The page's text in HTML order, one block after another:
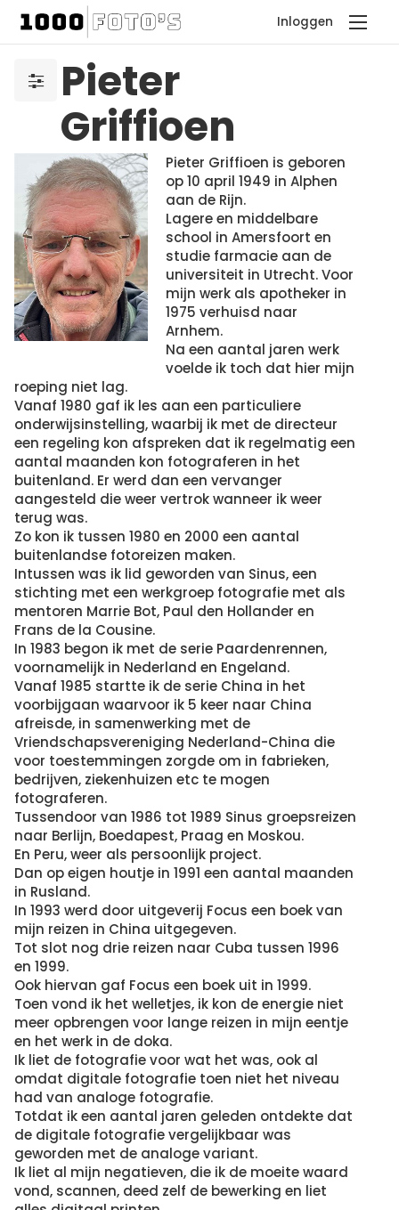
Inloggen
Pieter
Griffioen
Pieter Griffioen is geboren
op 10 april 1949 in Alphen
aan de Rijn.
Lagere en middelbare
school in Amersfoort en
studie farmacie aan de
universiteit in Utrecht. Voor
mijn werk als apotheker in
1975 verhuisd naar
Arnhem.
Na een aantal jaren werk
voelde ik toch dat hier mijn
roeping niet lag.
Vanaf 1980 gaf ik les aan een particuliere
onderwijsinstelling, waarbij ik met de directeur
een regeling kon afspreken dat ik regelmatig een
aantal maanden kon fotograferen in het
buitenland. Er werd dan een vervanger
aangesteld die weer vertrok wanneer ik weer
terug was.
Zo kon ik tussen 1980 en 2000 een aantal
buitenlandse fotoreizen maken.
Intussen was ik lid geworden van Sinus, een
stichting met een werkgroep fotografie met als
mentoren Marrie Bot, Paul den Hollander en
Frans de la Cousine.
In 1983 begon ik met de serie Paardenrennen,
voornamelijk in Nederland en Engeland.
Vanaf 1985 startte ik de serie China in het
voorbijgaan waarvoor ik 5 keer naar China
afreisde, in samenwerking met de
Vriendschapsvereniging Nederland-China die
voor toestemmingen zorgde om in fabrieken,
bedrijven, ziekenhuizen etc te mogen
fotograferen.
Tussendoor van 1986 tot 1989 Sinus groepsreizen
naar Berlijn, Boedapest, Praag en Moskou.
En Peru, weer als persoonlijk project.
Dan op eigen houtje in 1991 een aantal maanden
in Rusland.
In 1993 werd door uitgeverij Focus een boek van
mijn reizen in China uitgegeven.
Tot slot nog drie reizen naar Cuba tussen 1996
en 1999.
Ook hiervan gaf Focus een boek uit in 1999.
Toen vond ik het welletjes, ik kon de energie niet
meer opbrengen voor lange reizen in mijn eentje
en het werk in de doka.
Ik liet de fotografie voor wat het was, ook al
omdat digitale fotografie toen niet het niveau
had van analoge fotografie.
Totdat ik een aantal jaren geleden ontdekte dat
de digitale fotografie vergelijkbaar was
geworden met de analoge variant.
Ik liet al mijn negatieven, die ik de moeite waard
vond, scannen, deed zelf de bewerking en liet